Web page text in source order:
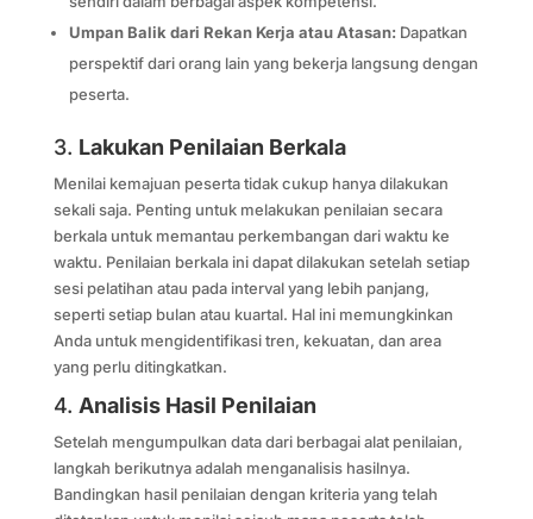
Umpan Balik dari Rekan Kerja atau Atasan: Dapatkan
perspektif dari orang lain yang bekerja langsung dengan
peserta.
3. Lakukan Penilaian Berkala
Menilai kemajuan peserta tidak cukup hanya dilakukan
sekali saja. Penting untuk melakukan penilaian secara
berkala untuk memantau perkembangan dari waktu ke
waktu. Penilaian berkala ini dapat dilakukan setelah setiap
sesi pelatihan atau pada interval yang lebih panjang,
seperti setiap bulan atau kuartal. Hal ini memungkinkan
Anda untuk mengidentifikasi tren, kekuatan, dan area
yang perlu ditingkatkan.
4. Analisis Hasil Penilaian
Setelah mengumpulkan data dari berbagai alat penilaian,
langkah berikutnya adalah menganalisis hasilnya.
Bandingkan hasil penilaian dengan kriteria yang telah